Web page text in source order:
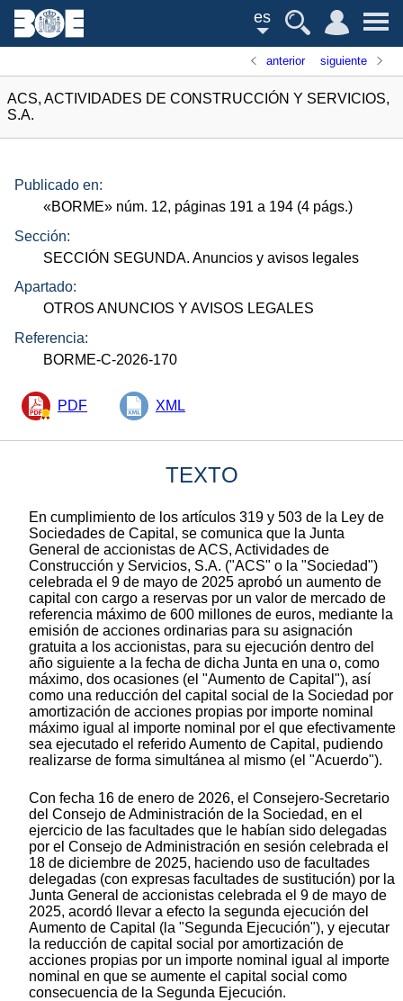
es
anterior siguiente
ACS, ACTIVIDADES DE CONSTRUCCIÓN Y SERVICIOS,
S.A.
Publicado en:
«BORME» núm. 12, páginas 191 a 194 (4 págs.)
Sección:
SECCIÓN SEGUNDA. Anuncios y avisos legales
Apartado:
OTROS ANUNCIOS Y AVISOS LEGALES
Referencia:
BORME-C-2026-170
PDF XML
TEXTO
En cumplimiento de los artículos 319 y 503 de la Ley de
Sociedades de Capital, se comunica que la Junta
General de accionistas de ACS, Actividades de
Construcción y Servicios, S.A. ("ACS" o la "Sociedad")
celebrada el 9 de mayo de 2025 aprobó un aumento de
capital con cargo a reservas por un valor de mercado de
referencia máximo de 600 millones de euros, mediante la
emisión de acciones ordinarias para su asignación
gratuita a los accionistas, para su ejecución dentro del
año siguiente a la fecha de dicha Junta en una o, como
máximo, dos ocasiones (el "Aumento de Capital"), así
como una reducción del capital social de la Sociedad por
amortización de acciones propias por importe nominal
máximo igual al importe nominal por el que efectivamente
sea ejecutado el referido Aumento de Capital, pudiendo
realizarse de forma simultánea al mismo (el "Acuerdo").
Con fecha 16 de enero de 2026, el Consejero-Secretario
del Consejo de Administración de la Sociedad, en el
ejercicio de las facultades que le habían sido delegadas
por el Consejo de Administración en sesión celebrada el
18 de diciembre de 2025, haciendo uso de facultades
delegadas (con expresas facultades de sustitución) por la
Junta General de accionistas celebrada el 9 de mayo de
2025, acordó llevar a efecto la segunda ejecución del
Aumento de Capital (la "Segunda Ejecución"), y ejecutar
la reducción de capital social por amortización de
acciones propias por un importe nominal igual al importe
nominal en que se aumente el capital social como
consecuencia de la Segunda Ejecución.